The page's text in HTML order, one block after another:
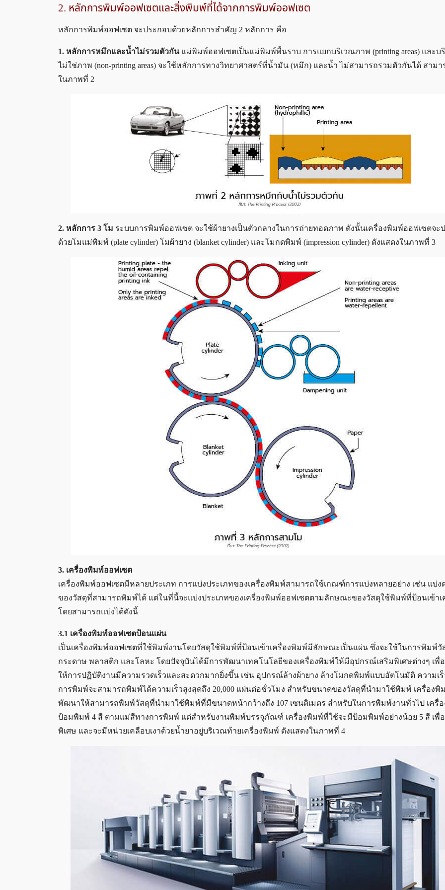
2. หลักการพิมพ์ออฟเซตและสิ่งพิมพ์ที่ได้จากการพิมพ์ออฟเซต
หลักการพิมพ์ออฟเซต จะประกอบด้วยหลักการสำคัญ 2 หลักการ คือ
1. หลักการหมึกและน้ำไม่รวมตัวกันแม่พิมพ์ออฟเซตเป็นแม่พิมพ์พื้นราบ การแยกบริเวณภาพ (printing areas) และบ
ไม่ใช่ภาพ (non-printing areas) จะใช้หลักการทางวิทยาศาสตร์ที่น้ำมัน (หมึก) และน้ำ ไม่สามารถรวมตัวกันได้ สามา
ในภาพที่ 2
2. หลักการ 3 โม ระบบการพิมพ์ออฟเซต จะใช้ผ้ายางเป็นตัวกลางในการถ่ายทอดภาพ ดังนั้นเครื่องพิมพ์ออฟเซตจะ
ด้วยโมแม่พิมพ์ (plate cylinder) โมผ้ายาง (blanket cylinder) และโมกดพิมพ์ (impression cylinder) ดังแสดงในภาพที่ 3
3. เครื่องพิมพ์ออฟเซต
เครื่องพิมพ์ออฟเซตมีหลายประเภท การแบ่งประเภทของเครื่องพิมพ์สามารถใช้เกณฑ์การแบ่งหลายอย่าง เช่น แบ่
ของวัสดุที่สามารถพิมพ์ได้ แต่ในที่นี้จะแบ่งประเภทของเครื่องพิมพ์ออฟเซตตามลักษณะของวัสดุใช้พิมพ์ที่ป้อนเข้าเ
โดยสามารถแบ่งได้ดังนี้
3.1 เครื่องพิมพ์ออฟเซตป้อนแผ่น
เป็นเครื่องพิมพ์ออฟเซตที่ใช้พิมพ์งานโดยวัสดุใช้พิมพ์ที่ป้อนเข้าเครื่องพิมพ์มีลักษณะเป็นแผ่น ซึ่งจะใช้ในการพิมพ์วั
กระดาษ พลาสติก และโลหะ โดยปัจจุบันได้มีการพัฒนาเทคโนโลยีของเครื่องพิมพ์ให้มีอุปกรณ์เสริมพิเศษต่างๆ เพื่
ให้การปฏิบัติงานมีความรวดเร็วและสะดวกมากยิ่งขึ้น เช่น อุปกรณ์ล้างผ้ายาง ล้างโมกดพิมพ์แบบอัตโนมัติ ความเ
การพิมพ์จะสามารถพิมพ์ได้ความเร็วสูงสุดถึง 20,000 แผ่นต่อชั่วโมง สำหรับขนาดของวัสดุที่นำมาใช้พิมพ์ เครื่องพิ
พัฒนาให้สามารถพิมพ์วัสดุที่นำมาใช้พิมพ์ที่มีขนาดหน้ากว้างถึง 107 เซนติเมตร สำหรับในการพิมพ์งานทั่วไป เครื่
ป้อมพิมพ์ 4 สี ตามแม่สีทางการพิมพ์ แต่สำหรับงานพิมพ์บรรจุภัณฑ์ เครื่องพิมพ์ที่ใช้จะมีป้อมพิมพ์อย่างน้อย 5 สี เพื่
พิเศษ และจะมีหน่วยเคลือบเงาด้วยน้ำยาอยู่บริเวณท้ายเครื่องพิมพ์ ดังแสดงในภาพที่ 4